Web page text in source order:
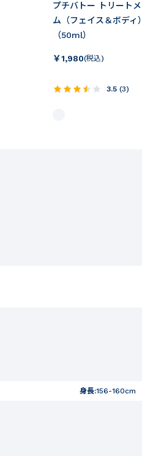
プチバトー トリート
ム（フェイス＆ボデ
（50ml）
￥1,980(税込)
3.5 (3)
身長:156-160cm